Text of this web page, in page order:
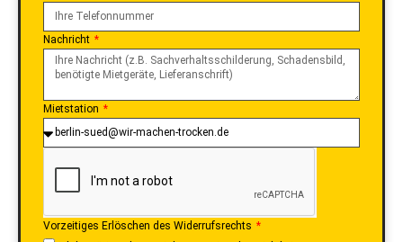
Nachricht
Mietstation
Vorzeitiges Erlöschen des Widerrufsrechts